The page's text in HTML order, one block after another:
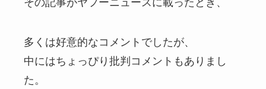
多くは好意的なコメントでしたが、
中にはちょっぴり批判コメントもありまし
た。